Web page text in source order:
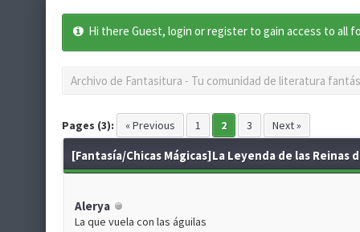
Hi there Guest, login or register to gain access to all
Archivo de Fantasitura - Tu comunidad de literatura
Pages (3): « Previous 1 2 3 Next »
[Fantasía/Chicas Mágicas]La Leyenda de las Reinas
Alerya
La que vuela con las águilas